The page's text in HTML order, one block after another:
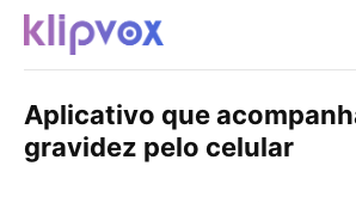
Aplicativo que
gravidez pelo celular